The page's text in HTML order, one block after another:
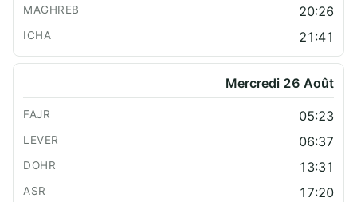
20:26
21:41
Mercredi 26 Août
05:23
06:37
13:31
17:20